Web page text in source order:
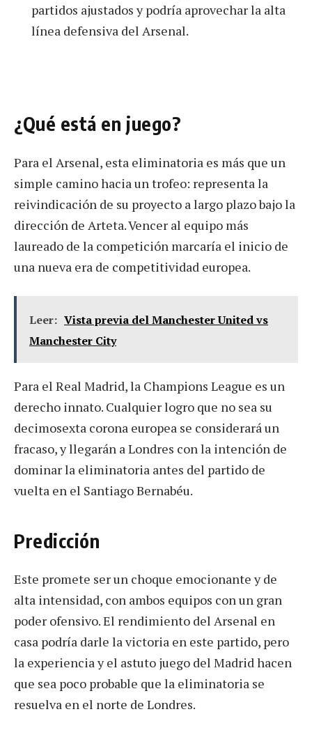
partidos ajustados y podría aprovechar la alta
línea defensiva del Arsenal.
¿Qué está en juego?
Para el Arsenal, esta eliminatoria es más que un
simple camino hacia un trofeo: representa la
reivindicación de su proyecto a largo plazo bajo la
dirección de Arteta. Vencer al equipo más
laureado de la competición marcaría el inicio de
una nueva era de competitividad europea.
Leer: Vista previa del Manchester United vs
Manchester City
Para el Real Madrid, la Champions League es un
derecho innato. Cualquier logro que no sea su
decimosexta corona europea se considerará un
fracaso, y llegarán a Londres con la intención de
dominar la eliminatoria antes del partido de
vuelta en el Santiago Bernabéu.
Predicción
Este promete ser un choque emocionante y de
alta intensidad, con ambos equipos con un gran
poder ofensivo. El rendimiento del Arsenal en
casa podría darle la victoria en este partido, pero
la experiencia y el astuto juego del Madrid hacen
que sea poco probable que la eliminatoria se
resuelva en el norte de Londres.